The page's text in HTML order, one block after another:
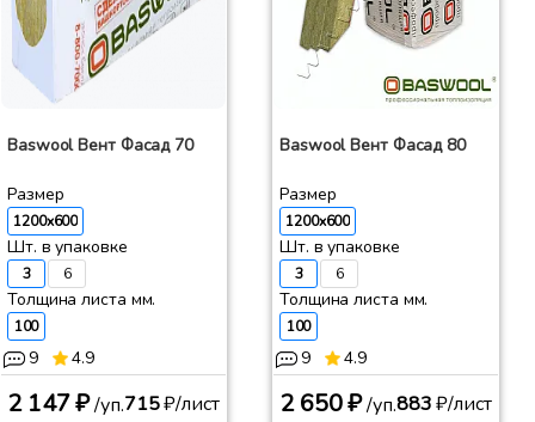
Baswool Вент Фасад 70
Размер
1200x600
Шт. в упаковке
3 6
Толщина листа мм.
100
9 4.9
2 147 ₽/уп.715₽/лист
Baswool Вент Фасад 80
Размер
1200x600
Шт. в упаковке
3 6
Толщина листа мм.
100
9 4.9
2 650 ₽/уп.883₽/лист